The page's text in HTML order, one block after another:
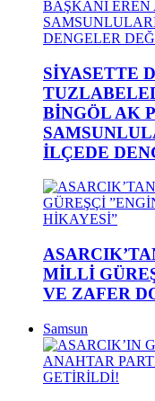
SİYASETTE
BİNGÖL AK
İLÇEDE
MİLLİ
VE ZAFER
Samsun